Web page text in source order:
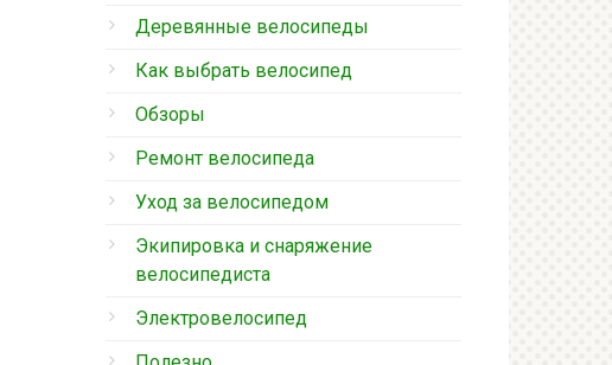
Деревянные велосипеды
Как выбрать велосипед
Обзоры
Ремонт велосипеда
Уход за велосипедом
Экипировка и снаряжение
велосипедиста
Электровелосипед